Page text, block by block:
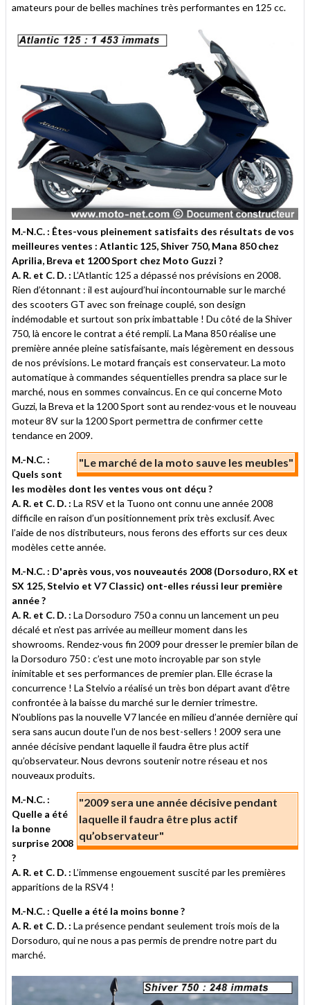
amateurs pour de belles machines très performantes en 125 cc.
M.-N.C. : Êtes-vous pleinement satisfaits des résultats de vos
meilleures ventes : Atlantic 125, Shiver 750, Mana 850 chez
Aprilia, Breva et 1200 Sport chez Moto Guzzi ?
A. R. et C. D. : L’Atlantic 125 a dépassé nos prévisions en 2008.
Rien d’étonnant : il est aujourd’hui incontournable sur le marché
des scooters GT avec son freinage couplé, son design
indémodable et surtout son prix imbattable ! Du côté de la Shiver
750, là encore le contrat a été rempli. La Mana 850 réalise une
première année pleine satisfaisante, mais légèrement en dessous
de nos prévisions. Le motard français est conservateur. La moto
automatique à commandes séquentielles prendra sa place sur le
marché, nous en sommes convaincus. En ce qui concerne Moto
Guzzi, la Breva et la 1200 Sport sont au rendez-vous et le nouveau
moteur 8V sur la 1200 Sport permettra de confirmer cette
tendance en 2009.
"Le marché de la moto sauve les meubles"
M.-N.C. :
Quels sont
les modèles dont les ventes vous ont déçu ?
A. R. et C. D. : La RSV et la Tuono ont connu une année 2008
difficile en raison d’un positionnement prix très exclusif. Avec
l’aide de nos distributeurs, nous ferons des efforts sur ces deux
modèles cette année.
M.-N.C. : D'après vous, vos nouveautés 2008 (Dorsoduro, RX et
SX 125, Stelvio et V7 Classic) ont-elles réussi leur première
année ?
A. R. et C. D. : La Dorsoduro 750 a connu un lancement un peu
décalé et n’est pas arrivée au meilleur moment dans les
showrooms. Rendez-vous fin 2009 pour dresser le premier bilan de
la Dorsoduro 750 : c’est une moto incroyable par son style
inimitable et ses performances de premier plan. Elle écrase la
concurrence ! La Stelvio a réalisé un très bon départ avant d’être
confrontée à la baisse du marché sur le dernier trimestre.
N’oublions pas la nouvelle V7 lancée en milieu d’année dernière qui
sera sans aucun doute l'un de nos best-sellers ! 2009 sera une
année décisive pendant laquelle il faudra être plus actif
qu’observateur. Nous devrons soutenir notre réseau et nos
nouveaux produits.
"2009 sera une année décisive pendant
laquelle il faudra être plus actif
qu’observateur"
M.-N.C. :
Quelle a été
la bonne
surprise 2008
?
A. R. et C. D. : L’immense engouement suscité par les premières
apparitions de la RSV4 !
M.-N.C. : Quelle a été la moins bonne ?
A. R. et C. D. : La présence pendant seulement trois mois de la
Dorsoduro, qui ne nous a pas permis de prendre notre part du
marché.